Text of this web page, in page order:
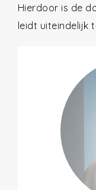
Hierdoor is de
leidt uiteindelijk